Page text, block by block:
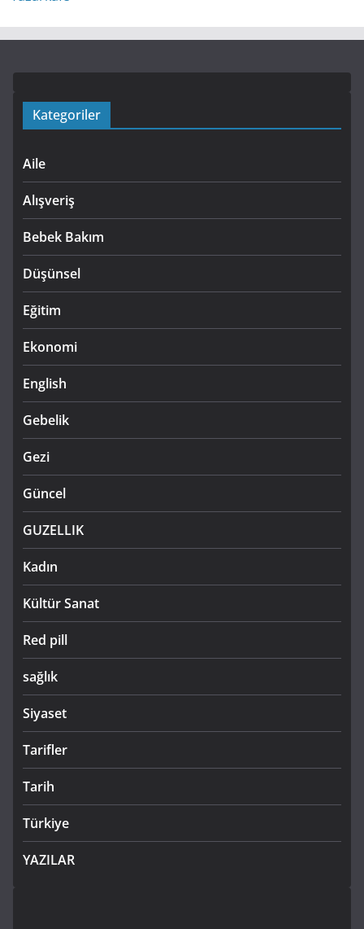
Kategoriler
Aile
Alışveriş
Bebek Bakım
Düşünsel
Eğitim
Ekonomi
English
Gebelik
Gezi
Güncel
GUZELLIK
Kadın
Kültür Sanat
Red pill
sağlık
Siyaset
Tarifler
Tarih
Türkiye
YAZILAR